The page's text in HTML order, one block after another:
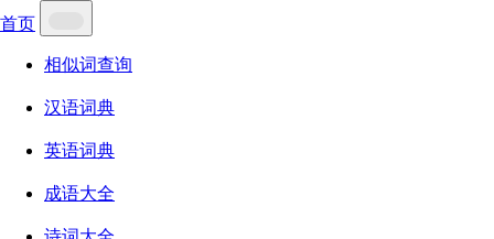
首页
相似词查询
汉语词典
英语词典
成语大全